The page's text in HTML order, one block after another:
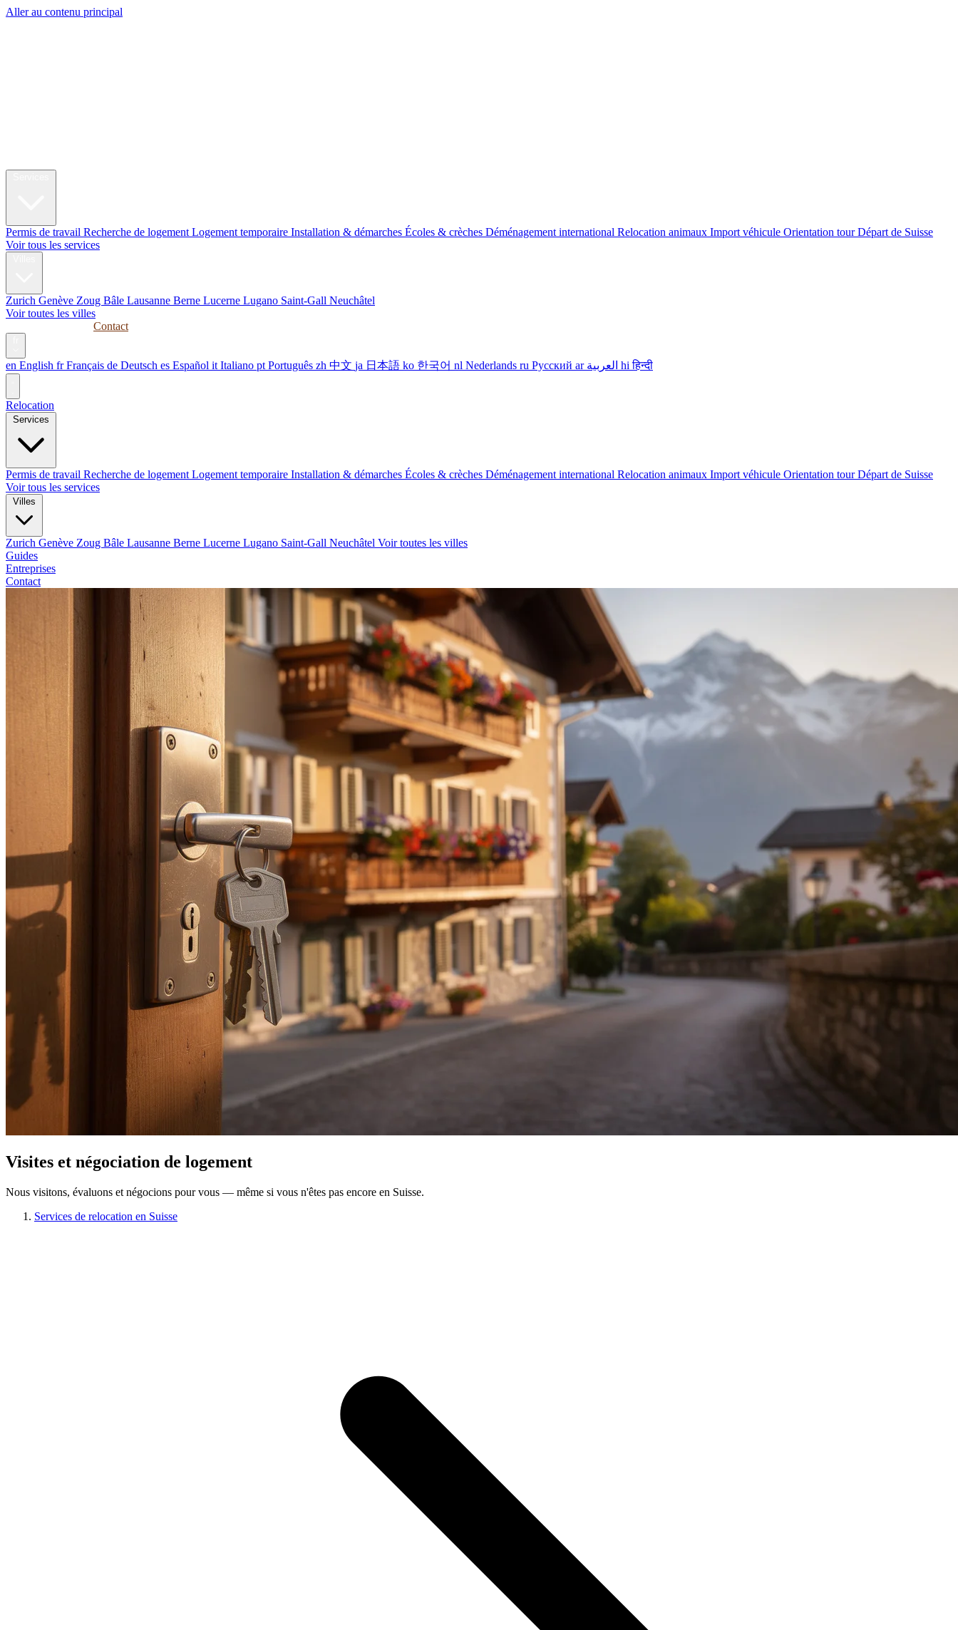
Aller au contenu principal
Permis de travail Recherche de logement Logement temporaire Installation & démarches Écoles & crèches Déménagement international Relocation animaux Import véhicule Orientation tour Départ de Suisse
Voir tous les services
Zurich Genève Zoug Bâle Lausanne Berne Lucerne Lugano Saint-Gall Neuchâtel
Voir toutes les villes
Contact
en English fr Français de Deutsch es Español it Italiano pt Português zh 中文 ja 日本語 ko 한국어 nl Nederlands ru Русский ar العربية hi हिन्दी
Relocation
Services
Permis de travail Recherche de logement Logement temporaire Installation & démarches Écoles & crèches Déménagement international Relocation animaux Import véhicule Orientation tourDépart de Suisse
Voir tous les services
Villes
Zurich Genève Zoug Bâle Lausanne Berne Lucerne Lugano Saint-Gall Neuchâtel Voir toutes les villes
Guides
Entreprises
Contact
Visites et négociation de logement
Nous visitons, évaluons et négocions pour vous — même si vous n'êtes pas encore en Suisse.
Services de relocation en Suisse